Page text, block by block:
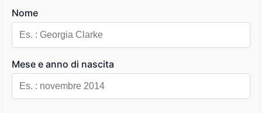
Nome
Mese e anno di nascita